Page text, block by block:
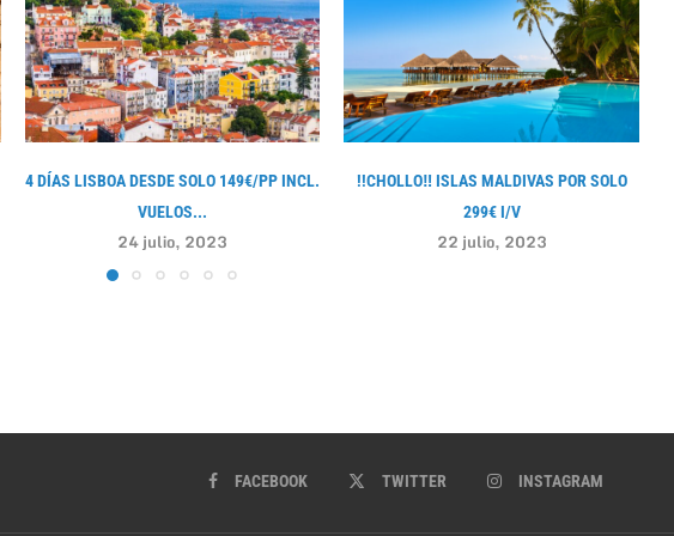
4 DÍAS LISBOA DESDE SOLO 149€/PP INCL.
VUELOS...
24 julio, 2023
!!CHOLLO‼ ISLAS MALDIVAS POR SOLO
299€ I/V
22 julio, 2023
FACEBOOK TWITTER INSTAGRAM